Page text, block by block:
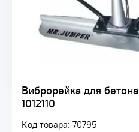
Виброрейка для
1012110
Код товара: 70795